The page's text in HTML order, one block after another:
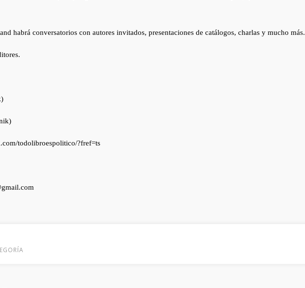
habrá conversatorios con autores invitados, presentaciones de catálogos, charlas y mucho más.
todolibroespolitico/?fref=ts